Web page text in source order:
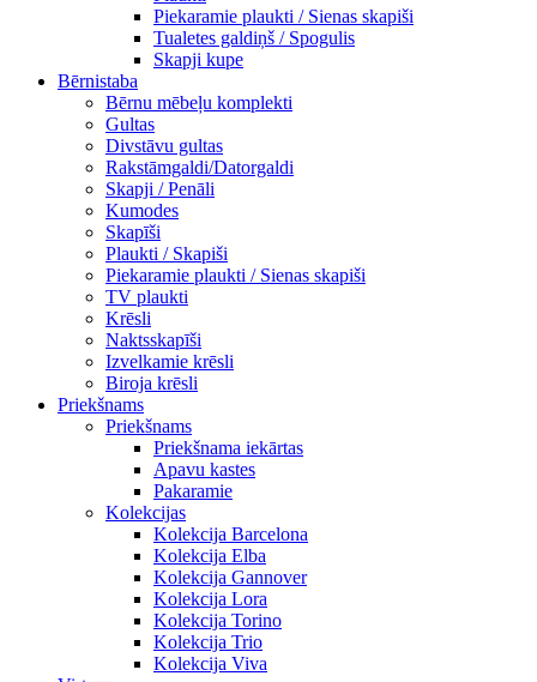
Piekaramie plaukti / Sienas skapiši
Tualetes galdiņš / Spogulis
Skapji kupe
Bērnistaba
Bērnu mēbeļu komplekti
Gultas
Divstāvu gultas
Rakstāmgaldi/Datorgaldi
Skapji / Penāli
Kumodes
Skapīši
Plaukti / Skapiši
Piekaramie plaukti / Sienas skapiši
TV plaukti
Krēsli
Naktsskapīši
Izvelkamie krēsli
Biroja krēsli
Priekšnams
Priekšnams
Priekšnama iekārtas
Apavu kastes
Pakaramie
Kolekcijas
Kolekcija Barcelona
Kolekcija Elba
Kolekcija Gannover
Kolekcija Lora
Kolekcija Torino
Kolekcija Trio
Kolekcija Viva